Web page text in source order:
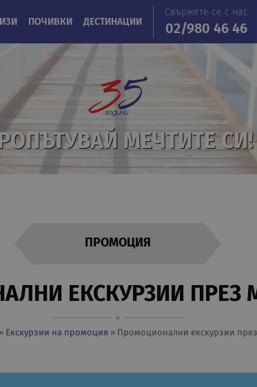
ПОЧИВКИ ДЕСТИНАЦИИ
Свържете се с нас
02/980 46 46
МЕЧТИТЕ СИ!
ПРОМОЦИЯ
ЕКСКУРЗИИ ПРЕЗ
» Екскурзии на промоция » Промоционални екскурзии